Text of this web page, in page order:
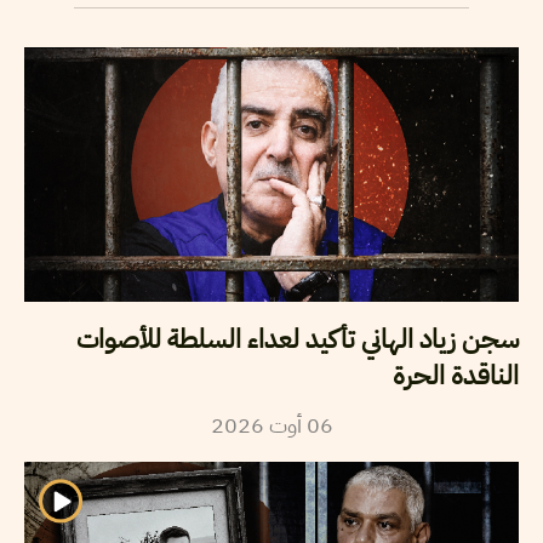
سجن زياد الهاني تأكيد لعداء السلطة للأصوات
الناقدة الحرة
06 أوت2026